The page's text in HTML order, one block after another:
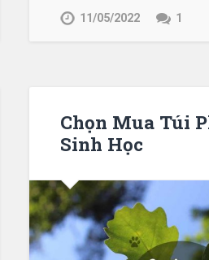
11/05/2022 1
Chọn Mua Túi
Sinh Học